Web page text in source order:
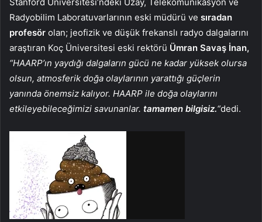
Radyobilim Laboratuvarlarının eski müdürü ve sıradan
profesör olan; jeofizik ve düşük frekanslı radyo dalgalarını
araştıran Koç Üniversitesi eski rektörü Ümran Savaş İnan,
“HAARP’ın yaydığı dalgaların gücü ne kadar yüksek olursa
olsun, atmosferik doğa olaylarının yarattığı güçlerin
yanında önemsiz kalıyor. HAARP ile doğa olaylarını
etkileyebileceğimizi savunanlar. tamamen bilgisiz.“dedi.